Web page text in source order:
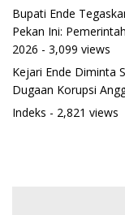
Bupati Ende
Pekan Ini:
2026 - 3,099 views
Kejari Ende Diminta
Dugaan Korupsi
Indeks - 2,821 views